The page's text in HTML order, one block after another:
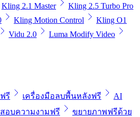
Kling 2.1 Master
Kling 2.5 Turbo Pro
Kling Motion Control
Kling O1
Vidu 2.0
Luma Modify Video
รี เครื่องมือลบพื้นหลังฟรี
AI
อบความงามฟรี
ขยายภาพฟรีด้วย